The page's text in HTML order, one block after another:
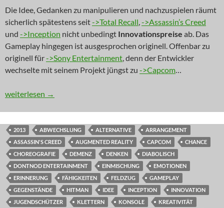
Die Idee, Gedanken zu manipulieren und nachzuspielen räumt
sicherlich spätestens seit->Total Recall,->Assassin’s Creed
und ->Inception nicht unbedingt Innovationspreise ab. Das
Gameplay hingegen ist ausgesprochen originell. Offenbar zu
originell für->Sony Entertainment, denn der Entwickler
wechselte mit seinem Projekt jüngst zu ->Capcom…
NEWS: Vergissmeinnicht
weiterlesen →
2013 ABWECHSLUNG ALTERNATIVE
ARRANGEMENT
ASSASSIN'S CREED
AUGMENTED REALITY CAPCOM
CHANCE
CHOREOGRAFIE
DEMENZ DENKEN
DIABOLISCH
DONTNOD ENTERTAINMENT
EINMISCHUNG
EMOTIONEN
ERINNERUNG
FÄHIGKEITEN FELDZUG
GAMEPLAY
GEGENSTÄNDE
HITMAN IDEE INCEPTION
INNOVATION
JUGENDSCHÜTZER
KLETTERN KONSOLE
KREATIVITÄT